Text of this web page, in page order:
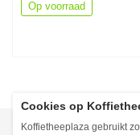
Op voorraad
Cookies op
Koffietheeplaza gebruikt